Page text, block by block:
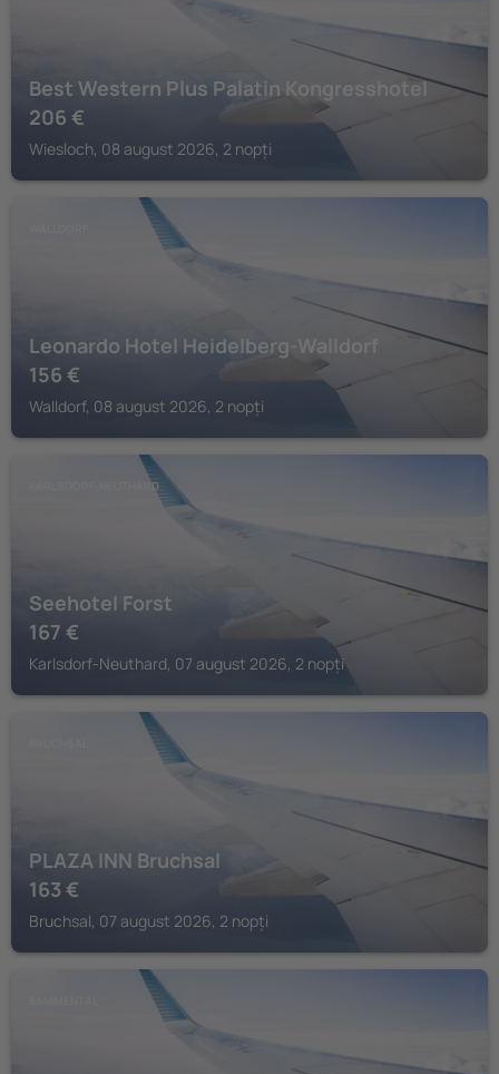
Best Western Plus Palatin Kongresshotel
206 €
Wiesloch, 08 august 2026, 2 nopți
Leonardo Hotel Heidelberg-Walldorf
156 €
Walldorf, 08 august 2026, 2 nopți
KARLSDORF-NEUTHARD
Seehotel Forst
167 €
Karlsdorf-Neuthard, 07 august 2026, 2 nopți
PLAZA INN Bruchsal
163 €
Bruchsal, 07 august 2026, 2 nopți